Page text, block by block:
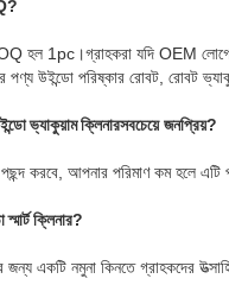
হল 1pc।গ্রাহকরা যদি OEM
উইন্ডো পরিষ্কার রোবট, রোবট
ভ্যাকুয়াম ক্লিনারসবচেয়ে জনপ্রিয়?
পছন্দ করবে, আপনার পরিমাণ কম হলে এটি
ক্লিনার?
জন্য একটি নমুনা কিনতে গ্রাহকদের